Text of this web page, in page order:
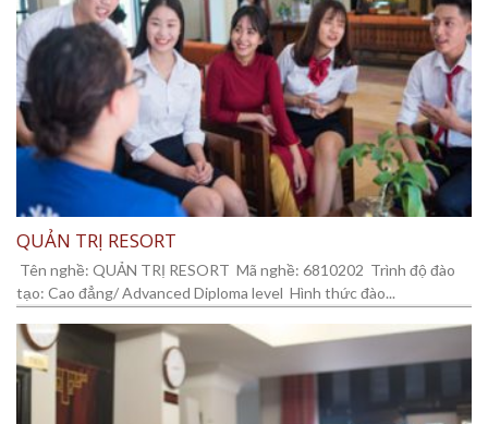
QUẢN TRỊ RESORT
Tên nghề: QUẢN TRỊ RESORT Mã nghề: 6810202 Trình độ đào
tạo: Cao đẳng/ Advanced Diploma level Hình thức đào...